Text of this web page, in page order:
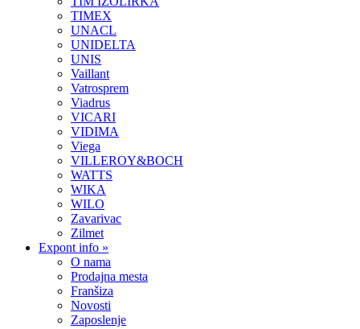
TIMEX
UNACL
UNIDELTA
UNIS
Vaillant
Vatrosprem
Viadrus
VICARI
VIDIMA
Viega
VILLEROY&BOCH
WATTS
WIKA
WILO
Zavarivac
Zilmet
Expont info »
O nama
Prodajna mesta
Franšiza
Novosti
Zaposlenje